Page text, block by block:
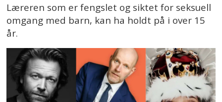
Læreren som er fengslet og siktet for seksuell
omgang med barn, kan ha holdt på i over 15
år.